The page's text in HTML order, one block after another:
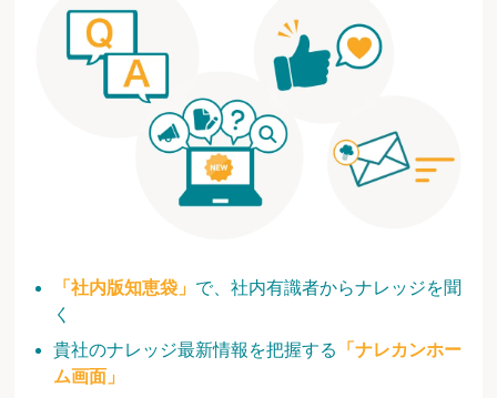
「社内版知恵袋」 で、社内有識者からナレッジを聞
く
貴社のナレッジ最新情報を把握する
「ナレカンホー
ム画面」